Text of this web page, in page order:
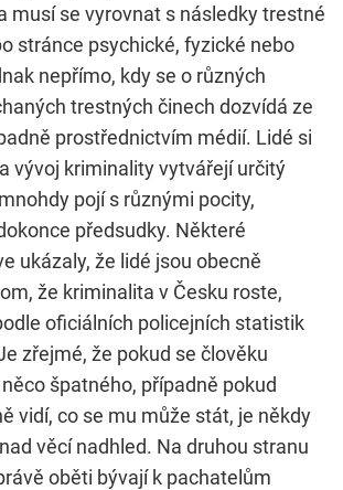
musí se vyrovnat s následky trestné
stránce psychické, fyzické nebo
nepřímo, kdy se o různých
trestných činech dozvídá ze
prostřednictvím médií. Lidé si
vývoj kriminality vytvářejí určitý
pojí s různými pocity,
předsudky. Některé
ukázaly, že lidé jsou obecně
že kriminalita v Česku roste,
oficiálních policejních statistik
zřejmé, že pokud se člověku
špatného, případně pokud
vidí, co se mu může stát, je někdy
věcí nadhled. Na druhou stranu
oběti bývají k pachatelům